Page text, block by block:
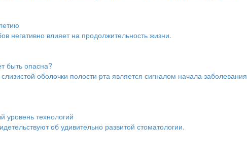
негативно влияет на продолжительность жизни.
быть опасна?
оболочки полости рта является сигналом начала заболевания
уровень технологий
об удивительно развитой стоматологии.